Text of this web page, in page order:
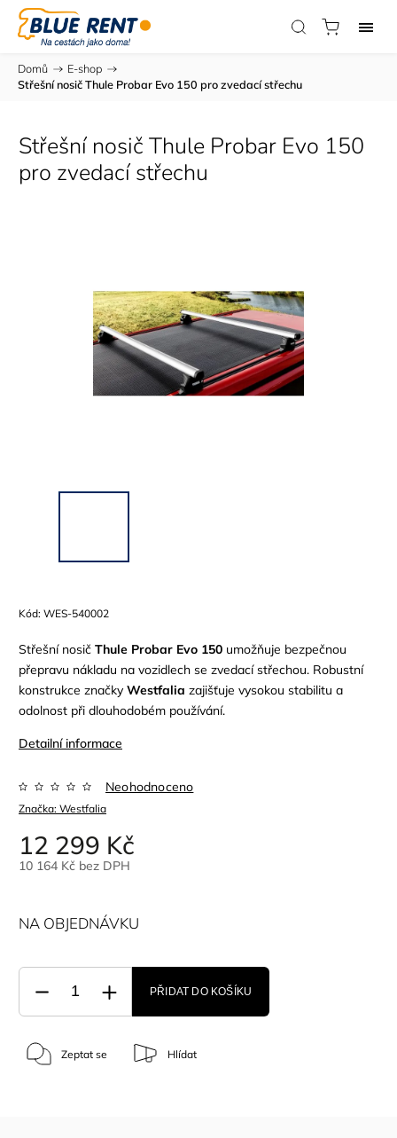
Domů / E-shop /
Střešní nosič Thule Probar Evo 150 pro zvedací střechu
Střešní nosič Thule Probar Evo 150
pro zvedací střechu
Kód: WES-540002
Střešní nosič Thule Probar Evo 150 umožňuje bezpečnou
přepravu nákladu na vozidlech se zvedací střechou. Robustní
konstrukce značky Westfalia zajišťuje vysokou stabilitu a
odolnost při dlouhodobém používání.
Detailní informace
Značka: Westfalia
Neohodnoceno
12 299 Kč
10 164 Kč bez DPH
NA OBJEDNÁVKU
PŘIDAT DO KOŠÍKU
Zeptat se Hlídat